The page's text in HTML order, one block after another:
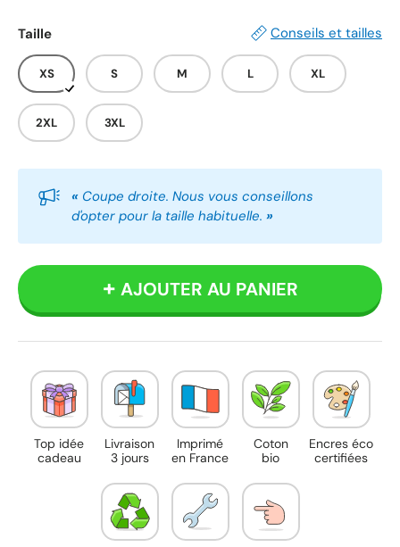
Taille Conseils et tailles
XS S M L XL
2XL 3XL
« Coupe droite. Nous vous conseillons
d'opter pour la taille habituelle. »
AJOUTER AU PANIER
Top idée
cadeau
Livraison
3 jours
Imprimé
en France
Coton
bio
Encres éco
certifiées